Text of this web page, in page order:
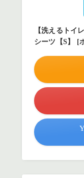
【洗えるトイ
シーツ【S】 [